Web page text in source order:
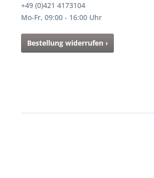
+49 (0)421 4173104
Mo-Fr, 09:00 - 16:00 Uhr
Bestellung widerrufen ›